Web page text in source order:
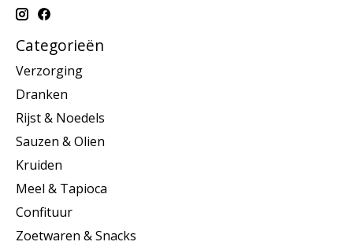
Categorieën
Verzorging
Dranken
Rijst & Noedels
Sauzen & Olien
Kruiden
Meel & Tapioca
Confituur
Zoetwaren & Snacks